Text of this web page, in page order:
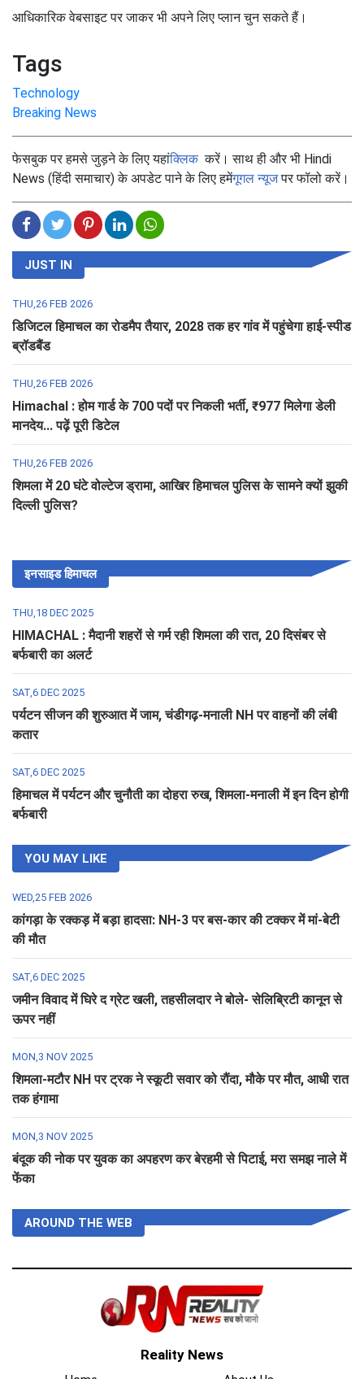
आधिकारिक वेबसाइट पर जाकर भी अपने लिए प्लान चुन सकते हैं।
Tags
Technology
Breaking News
फेसबुक पर हमसे जुड़ने के लिए यहांक्लिककरें। साथ ही और भी Hindi
News (हिंदी समाचार) के अपडेट पाने के लिए हमेंगूगल न्यूजपर फॉलो करें।
JUST IN
THU,26 FEB 2026
डिजिटल हिमाचल का रोडमैप तैयार, 2028 तक हर गांव में पहुंचेगा हाई-स्पीड
ब्रॉडबैंड
THU,26 FEB 2026
Himachal : होम गार्ड के 700 पदों पर निकली भर्ती, ₹977 मिलेगा डेली
मानदेय... पढ़ें पूरी डिटेल
THU,26 FEB 2026
शिमला में 20 घंटे वोल्टेज ड्रामा, आखिर हिमाचल पुलिस के सामने क्यों झुकी
दिल्ली पुलिस?
इनसाइड हिमाचल
THU,18 DEC 2025
HIMACHAL : मैदानी शहरों से गर्म रही शिमला की रात, 20 दिसंबर से
बर्फबारी का अलर्ट
SAT,6 DEC 2025
पर्यटन सीजन की शुरुआत में जाम, चंडीगढ़-मनाली NH पर वाहनों की लंबी
कतार
SAT,6 DEC 2025
हिमाचल में पर्यटन और चुनौती का दोहरा रुख, शिमला-मनाली में इन दिन होगी
बर्फबारी
YOU MAY LIKE
WED,25 FEB 2026
कांगड़ा के रक्कड़ में बड़ा हादसा: NH-3 पर बस-कार की टक्कर में मां-बेटी
की मौत
SAT,6 DEC 2025
जमीन विवाद में घिरे द ग्रेट खली, तहसीलदार ने बोले- सेलिब्रिटी कानून से
ऊपर नहीं
MON,3 NOV 2025
शिमला-मटौर NH पर ट्रक ने स्कूटी सवार को रौंदा, मौके पर मौत, आधी रात
तक हंगामा
MON,3 NOV 2025
बंदूक की नोक पर युवक का अपहरण कर बेरहमी से पिटाई, मरा समझ नाले में
फेंका
AROUND THE WEB
Reality News